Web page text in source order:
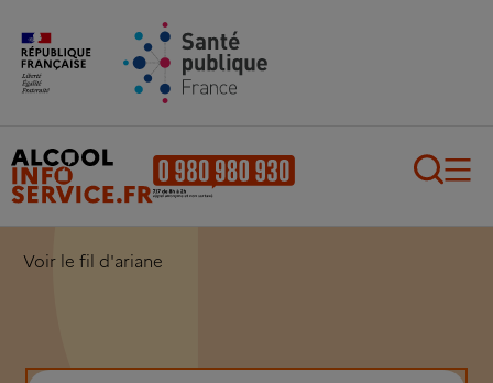
Aller au contenu principal
Voir le fil d'ariane